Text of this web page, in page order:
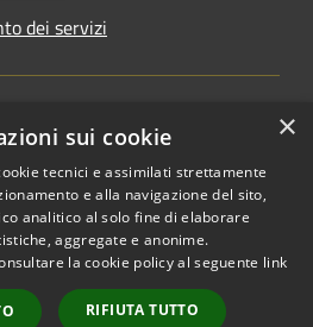
dei servizi
Comune convenzionato
Astigov
Progetto|Convenzione
Adesioni
•Accesso redazione
×
sui cookie
tecnici e assimilati strettamente
e alla navigazione del sito,
analitico al solo fine di elaborare
aggregate e anonime.
la cookie policy al seguente link
RIFIUTA TUTTO